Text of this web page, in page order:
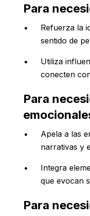
Para
Refuerza la
sentido de
Utiliza
conecten
Para
Apela a las
narrativas y
Integra
que evocan
Para